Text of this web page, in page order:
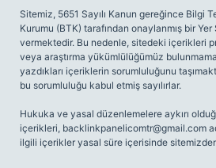
Sitemiz, 5651 Sayılı Kanun gereğince Bilgi
Kurumu (BTK) tarafından onaylanmış bir
vermektedir. Bu nedenle, sitedeki içerikleri
veya araştırma yükümlülüğümüz
yazdıkları içeriklerin sorumluluğunu
bu sorumluluğu kabul etmiş sayılırlar.
Hukuka ve yasal düzenlemelere aykırı
içerikleri, backlinkpanelicomtr@gmail.com
ilgili içerikler yasal süre içerisinde sitemizden